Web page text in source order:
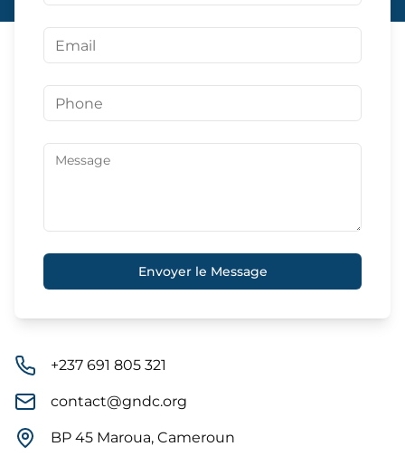
Envoyer le Message
+237 691 805 321
contact@gndc.org
BP 45 Maroua, Cameroun